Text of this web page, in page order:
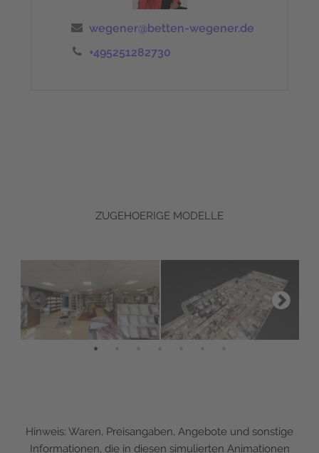
wegener@betten-wegener.de
+495251282730
ZUGEHOERIGE MODELLE
Hinweis: Waren, Preisangaben, Angebote und sonstige
Informationen, die in diesen simulierten Animationen